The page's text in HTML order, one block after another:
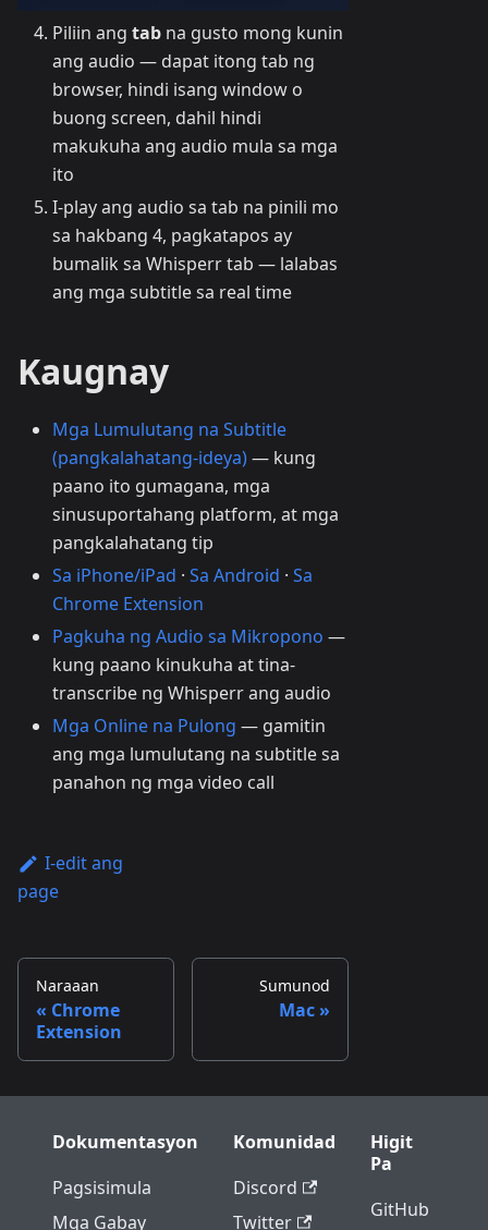
Piliin ang tab na gusto mong kunin
ang audio — dapat itong tab ng
browser, hindi isang window o
buong screen, dahil hindi
makukuha ang audio mula sa mga
ito
I-play ang audio sa tab na pinili mo
sa hakbang 4, pagkatapos ay
bumalik sa Whisperr tab — lalabas
ang mga subtitle sa real time
Kaugnay
Mga Lumulutang na Subtitle
(pangkalahatang-ideya)— kung
paano ito gumagana, mga
sinusuportahang platform, at mga
pangkalahatang tip
Sa iPhone/iPad · Sa Android · Sa
Chrome Extension
Pagkuha ng Audio sa Mikropono —
kung paano kinukuha at tina-
transcribe ng Whisperr ang audio
Mga Online na Pulong — gamitin
ang mga lumulutang na subtitle sa
panahon ng mga video call
I-edit ang
page
Naraaan
Chrome
Extension
Sumunod
Mac
Dokumentasyon
Pagsisimula
Mga Gabay
Komunidad
Discord
Twitter
Higit
Pa
GitHub